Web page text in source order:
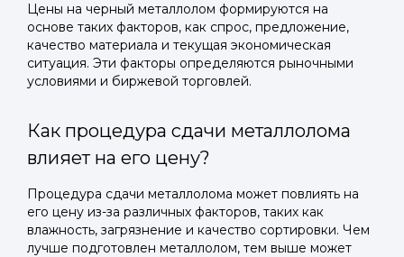
Цены на черный металлолом формируются на
основе таких факторов, как спрос, предложение,
качество материала и текущая экономическая
ситуация. Эти факторы определяются рыночными
условиями и биржевой торговлей.
Как процедура сдачи металлолома
влияет на его цену?
Процедура сдачи металлолома может повлиять на
его цену из-за различных факторов, таких как
влажность, загрязнение и качество сортировки. Чем
лучше подготовлен металлолом, тем выше может